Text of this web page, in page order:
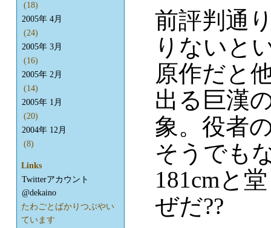
前評判通
りないと
原作だと
出る巨漢
象。役者
そうでも
181cmと
ぜだ??
(18)
2005年 4月
(24)
2005年 3月
(16)
2005年 2月
(14)
2005年 1月
(20)
2004年 12月
(8)
Links
Twitterアカウント
@dekaino
たわごとばかりつぶやい
ています